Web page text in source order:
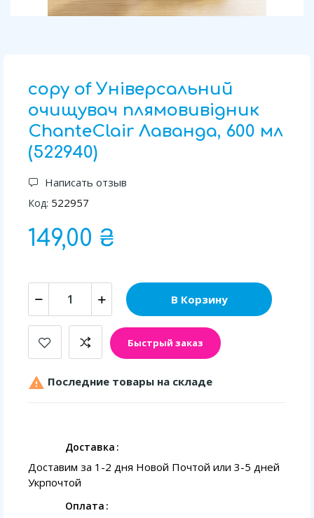
copy of Універсальний
очищувач плямовивідник
ChanteClair Лаванда, 600 мл
(522940)
Написать отзыв
Код: 522957
149,00 ₴
В Корзину
Быстрый заказ
 Последние товары на складе
Доставка
Доставим за 1-2 дня Новой Почтой или 3-5 дней
Укрпочтой
Оплата